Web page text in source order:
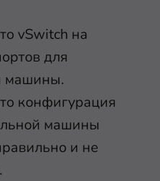
vSwitch на
для
машины.
конфигурация
машины
и не